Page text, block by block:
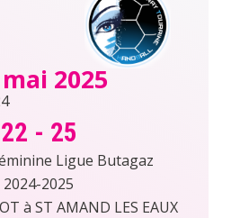
2025
22 - 25
Ligue Butagaz
2024-2025
à ST AMAND LES EAUX